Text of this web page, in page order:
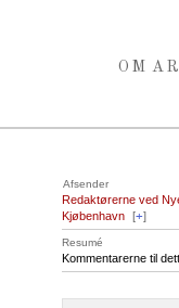
OM
Afsender
Redaktørerne ved
Kjøbenhavn
[+]
Resumé
Kommentarerne til